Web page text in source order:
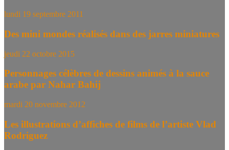
lundi 19 septembre 2011
Des mini mondes réalisés dans des jarres miniatures
jeudi 22 octobre 2015
Personnages célèbres de dessins animés à la sauce
arabe par Nahar Bahij
mardi 20 novembre 2012
Les illustrations d’affiches de films de l’artiste Vlad
Rodriguez